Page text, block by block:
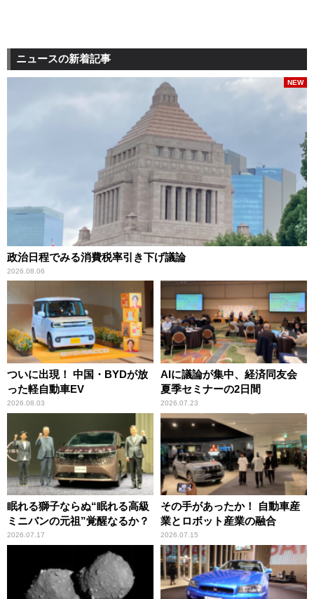
ニュースの新着記事
政治日程でみる消費税率引き下げ議論
2026.08.06
NEW
ついに出現！ 中国・BYDが放
った軽自動車EV
2026.08.03
AIに議論が集中、経済同友会
夏季セミナーの2日間
2026.07.23
眠れる獅子ならぬ“眠れる高級
ミニバンの元祖”覚醒なるか？
2026.07.17
その手があったか！ 自動車産
業とロボット産業の融合
2026.07.15